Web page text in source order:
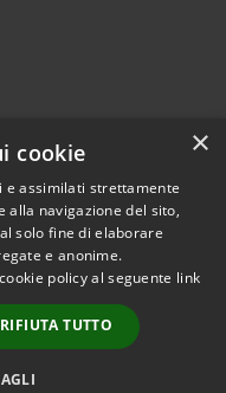
© 2026 • Comune di
Abate • Powered
byMunicipium
Accesso
redazione
×
cookie
e assimilati strettamente
alla navigazione del sito,
solo fine di elaborare
e anonime.
policy al seguente link
RIFIUTA TUTTO